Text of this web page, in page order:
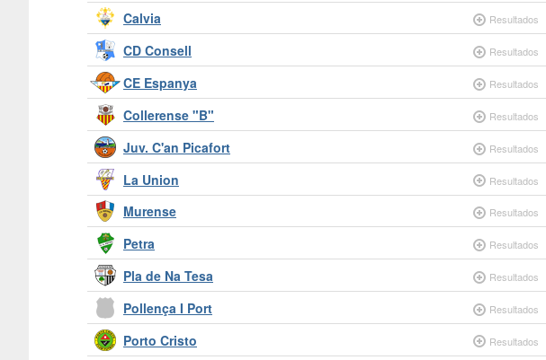
Resultados
Calvia
Resultados
CD Consell
Resultados
CE Espanya
Resultados
Collerense "B"
Resultados
Juv. C'an Picafort
Resultados
La Union
Resultados
Murense
Resultados
Petra
Resultados
Pla de Na Tesa
Resultados
Pollença I Port
Resultados
Porto Cristo